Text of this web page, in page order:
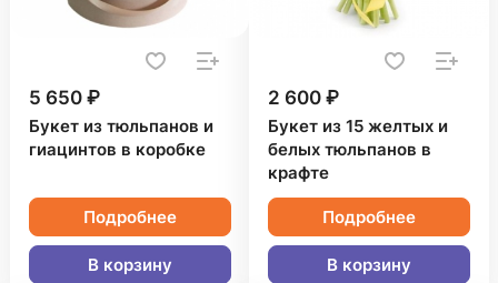
5 650 ₽
Букет из тюльпанов и
гиацинтов в коробке
Подробнее
В корзину
2 600 ₽
Букет из 15 желтых и
белых тюльпанов в
крафте
Подробнее
В корзину